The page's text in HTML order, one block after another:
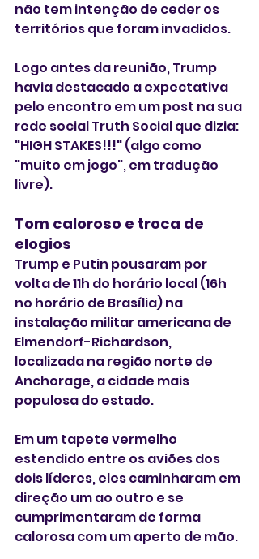
não tem intenção de ceder os
territórios que foram invadidos.
Logo antes da reunião, Trump
havia destacado a expectativa
pelo encontro em um post na sua
rede social Truth Social que dizia:
"HIGH STAKES!!!" (algo como
"muito em jogo", em tradução
livre).
Tom caloroso e troca de
elogios
Trump e Putin pousaram por
volta de 11h do horário local (16h
no horário de Brasília) na
instalação militar americana de
Elmendorf-Richardson,
localizada na região norte de
Anchorage, a cidade mais
populosa do estado.
Em um tapete vermelho
estendido entre os aviões dos
dois líderes, eles caminharam em
direção um ao outro e se
cumprimentaram de forma
calorosa com um aperto de mão.